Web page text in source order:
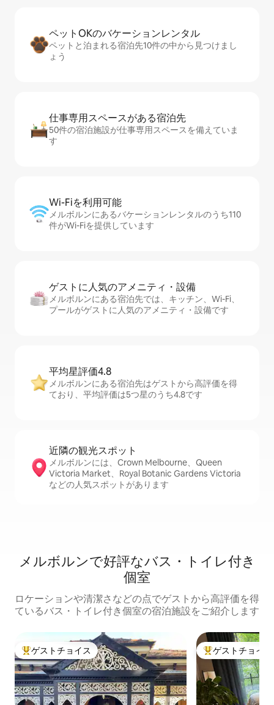
ペットOKのバ⁠ケ⁠ー⁠シ⁠ョ⁠ンレ⁠ン⁠タ⁠ル
ペットと泊まれる宿泊先10件の中から見つけまし
ょう
仕事専用ス⁠ペ⁠ー⁠スがあ⁠る宿⁠泊⁠先
50件の宿泊施設が仕事専用スペースを備えていま
す
Wi-Fiを利⁠用⁠可⁠能
メルボルンにあるバケーションレンタルのうち110
件がWi-Fiを提供しています
ゲストに人⁠気⁠のア⁠メ⁠ニ⁠テ⁠ィ・設⁠備
メルボルンにある宿泊先では、キッチン、Wi-Fi、
プールがゲストに人気のアメニティ・設備です
平均星評価4.8
メルボルンにある宿泊先はゲストから高評価を得
ており、平均評価は5つ星のうち4.8です
近隣の観光ス⁠ポ⁠ッ⁠ト
メルボルンには、Crown Melbourne、Queen
Victoria Market、Royal Botanic Gardens Victoria
などの人気スポットがあります
メルボルンで好評なバス・トイレ付き
個室
ロケーションや清潔さなどの点でゲストから高評価を得
ているバス・トイレ付き個室の宿泊施設をご紹介します
大好評のゲストチョイスです。
ゲストチョイス 大好評のゲスト
ゲストチョイス